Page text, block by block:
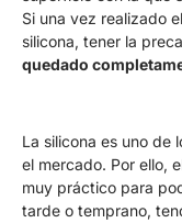
Si una vez realizado
silicona, tener la
quedado
La silicona es uno de
el mercado. Por ello,
muy práctico para
tarde o temprano,